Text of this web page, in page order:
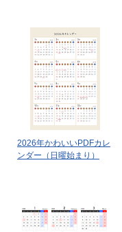
2026年かわいいPDFカレ
ンダー（日曜始まり）